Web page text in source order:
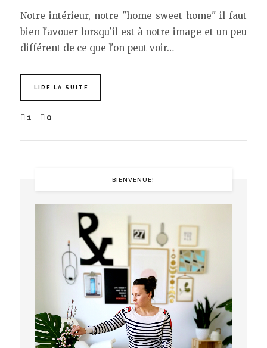
Notre intérieur, notre "home sweet home" il faut
bien l'avouer lorsqu'il est à notre image et un peu
différent de ce que l'on peut voir…
LIRE LA SUITE
1 0
BIENVENUE!